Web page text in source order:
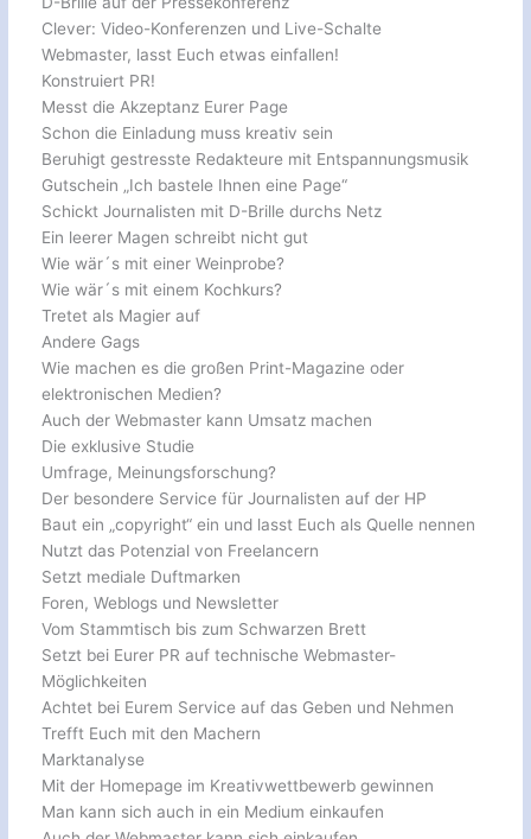
Clever: Video-Konferenzen und Live-Schalte
Webmaster, lasst Euch etwas einfallen!
Konstruiert PR!
Messt die Akzeptanz Eurer Page
Schon die Einladung muss kreativ sein
Beruhigt gestresste Redakteure mit Entspannungsmusik
Gutschein „Ich bastele Ihnen eine Page“
Schickt Journalisten mit D-Brille durchs Netz
Ein leerer Magen schreibt nicht gut
Wie wär´s mit einer Weinprobe?
Wie wär´s mit einem Kochkurs?
Tretet als Magier auf
Andere Gags
Wie machen es die großen Print-Magazine oder
elektronischen Medien?
Auch der Webmaster kann Umsatz machen
Die exklusive Studie
Umfrage, Meinungsforschung?
Der besondere Service für Journalisten auf der HP
Baut ein „copyright“ ein und lasst Euch als Quelle nennen
Nutzt das Potenzial von Freelancern
Setzt mediale Duftmarken
Foren, Weblogs und Newsletter
Vom Stammtisch bis zum Schwarzen Brett
Setzt bei Eurer PR auf technische Webmaster-
Möglichkeiten
Achtet bei Eurem Service auf das Geben und Nehmen
Trefft Euch mit den Machern
Marktanalyse
Mit der Homepage im Kreativwettbewerb gewinnen
Man kann sich auch in ein Medium einkaufen